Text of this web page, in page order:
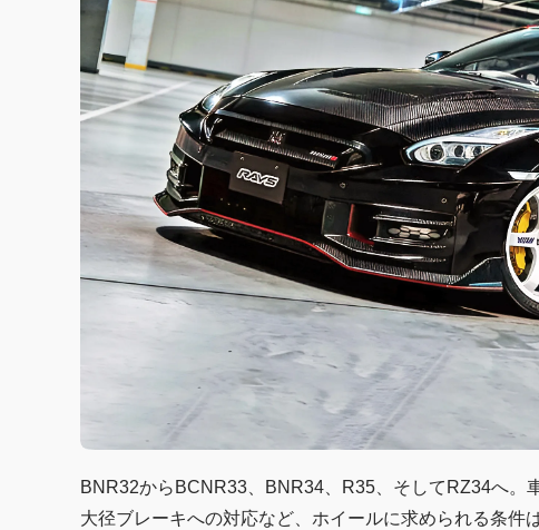
BNR32からBCNR33、BNR34、R35、そしてRZ34へ。
大径ブレーキへの対応など、ホイールに求められる条件